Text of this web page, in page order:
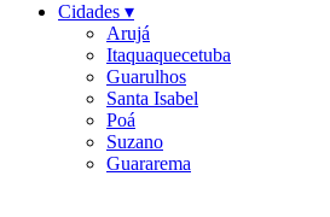
Cidades ▾
Arujá
Itaquaquecetuba
Guarulhos
Santa Isabel
Poá
Suzano
Guararema